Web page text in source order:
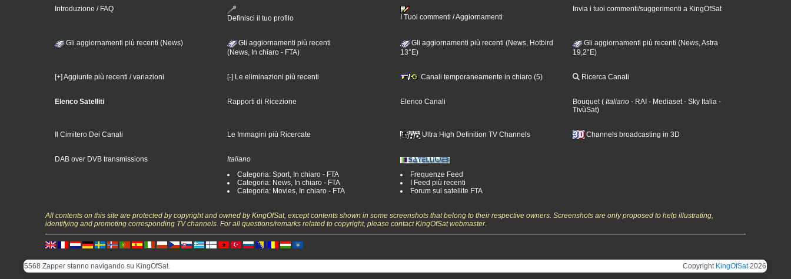
Introduzione / FAQ
Definisci il tuo profilo
I Tuoi commenti / Aggiornamenti
Invia i tuoi commenti/suggerimenti a KingOfSat
Gli aggiornamenti più recenti (News)
Gli aggiornamenti più recenti
(News, In chiaro - FTA)
Gli aggiornamenti più recenti (News, Hotbird
13°E)
Gli aggiornamenti più recenti (News, Astra
19,2°E)
[+] Aggiunte più recenti / variazioni [-] Le eliminazioni più recenti Canali temporaneamente in chiaro (5) Ricerca Canali
Elenco Satelliti Rapporti di Ricezione Elenco Canali Bouquet ( Italiano - RAI - Mediaset - Sky Italia -
TivùSat)
Il Cimitero Dei Canali Le Immagini più Ricercate Ultra High Definition TV Channels Channels broadcasting in 3D
DAB over DVB transmissions
Italiano
Categoria: Sport, In chiaro - FTA
Categoria: News, In chiaro - FTA
Categoria: Movies, In chiaro - FTA
Frequenze Feed
I Feed più recenti
Forum sul satellite FTA
All contents on this site are protected by copyright and owned by KingOfSat, except contents shown in some screenshots that belong to their respective owners. Screenshots are only proposed to help illustrating,
identifying and promoting corresponding TV channels. For all questions/remarks related to copyright, please contact KingOfSat webmaster.
5568 Zapper stanno navigando su KingOfSat. Copyright KingOfSat2026